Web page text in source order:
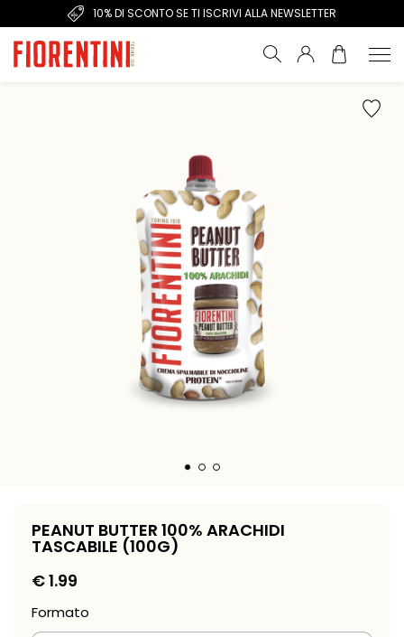
10% DI SCONTO SE TI ISCRIVI ALLA NEWSLETTER
PEANUT BUTTER 100% ARACHIDI
TASCABILE (100G)
€1.99
Formato